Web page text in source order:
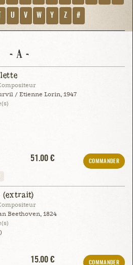
U V W Y Z #
- A -
/ Etienne Lorin, 1947
51.00 €
COMMANDER
Beethoven, 1824
15.00 €
COMMANDER